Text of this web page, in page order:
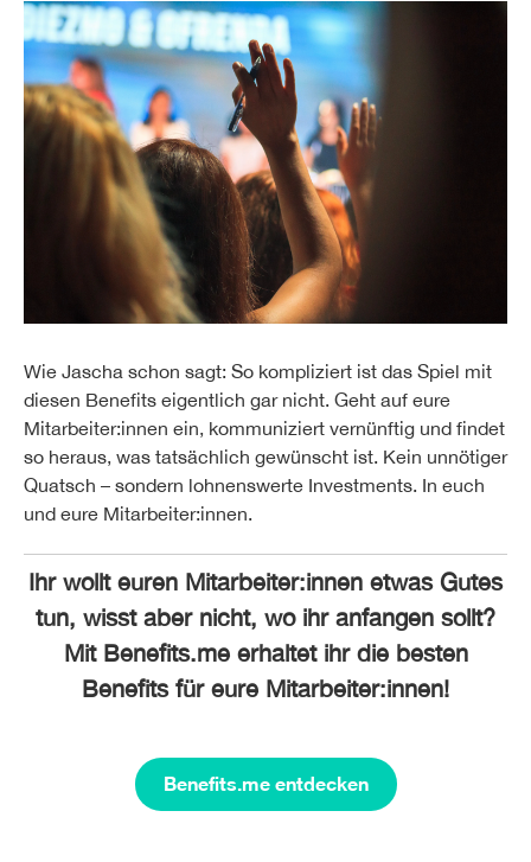
Wie Jascha schon sagt: So kompliziert ist das Spiel mit
diesen Benefits eigentlich gar nicht. Geht auf eure
Mitarbeiter:innen ein, kommuniziert vernünftig und findet
so heraus, was tatsächlich gewünscht ist. Kein unnötiger
Quatsch – sondern lohnenswerte Investments. In euch
und eure Mitarbeiter:innen.
Ihr wollt euren Mitarbeiter:innen etwas Gutes
tun, wisst aber nicht, wo ihr anfangen sollt?
Mit Benefits.me erhaltet ihr die besten
Benefits für eure Mitarbeiter:innen!
Benefits.me entdecken